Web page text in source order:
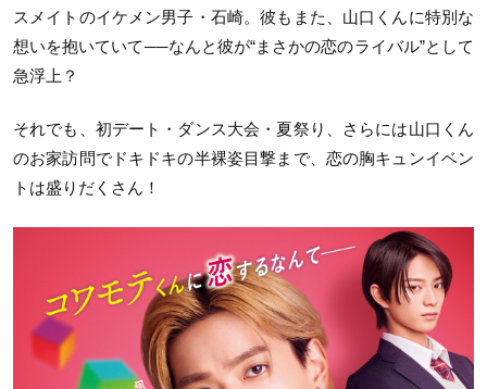
スメイトのイケメン男子・石崎。彼もまた、山口くんに特別な
想いを抱いていて──なんと彼が“まさかの恋のライバル”として
急浮上？
それでも、初デート・ダンス大会・夏祭り、さらには山口くん
のお家訪問でドキドキの半裸姿目撃まで、恋の胸キュンイベン
トは盛りだくさん！